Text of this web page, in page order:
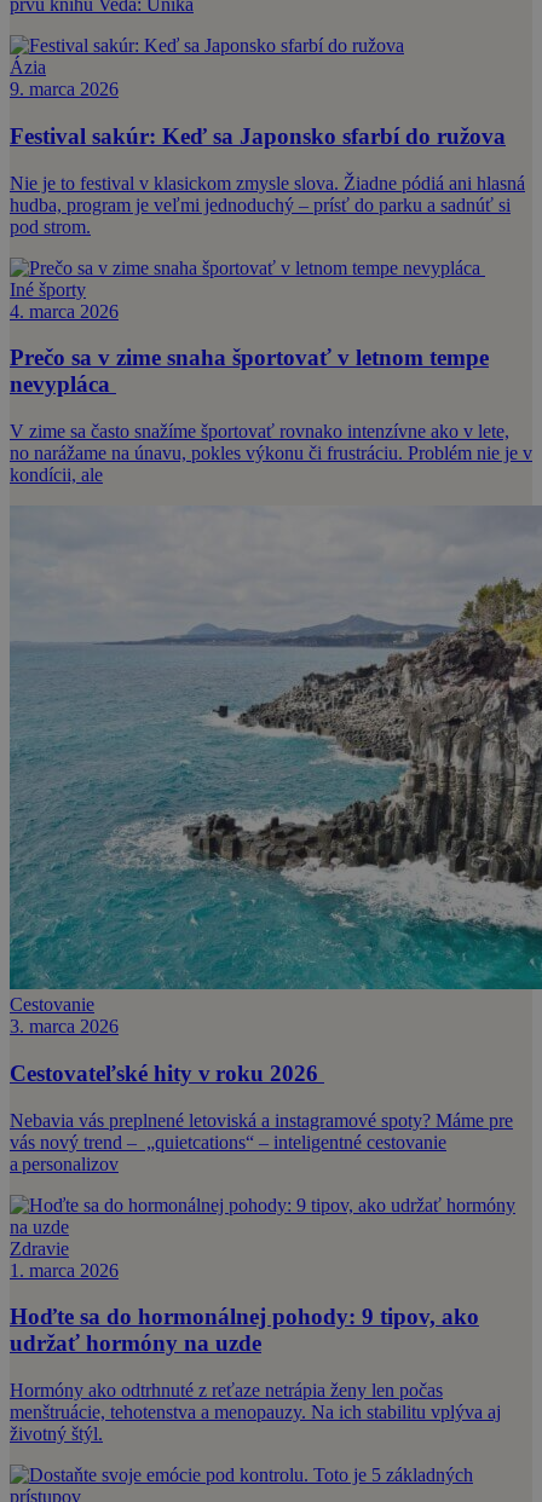
prvú knihu Veda: Uniká
Ázia
9. marca 2026
Festival sakúr: Keď sa Japonsko sfarbí do ružova
Nie je to festival v klasickom zmysle slova. Žiadne pódiá ani hlasná
hudba, program je veľmi jednoduchý – prísť do parku a sadnúť si
pod strom.
Iné športy
4. marca 2026
Prečo sa v zime snaha športovať v letnom tempe
nevypláca
V zime sa často snažíme športovať rovnako intenzívne ako v lete,
no narážame na únavu, pokles výkonu či frustráciu. Problém nie je v
kondícii, ale
Cestovanie
3. marca 2026
Cestovateľské hity v roku 2026
Nebavia vás preplnené letoviská a instagramové spoty? Máme pre
vás nový trend – „quietcations“ – inteligentné cestovanie
a personalizov
Zdravie
1. marca 2026
Hoďte sa do hormonálnej pohody: 9 tipov, ako
udržať hormóny na uzde
Hormóny ako odtrhnuté z reťaze netrápia ženy len počas
menštruácie, tehotenstva a menopauzy. Na ich stabilitu vplýva aj
životný štýl.